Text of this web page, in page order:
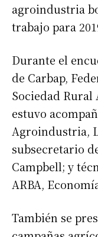
agroindustria
trabajo para
Durante el
de Carbap,
Sociedad
estuvo
Agroindustria,
subsecretario
Campbell; y
ARBA,
También se